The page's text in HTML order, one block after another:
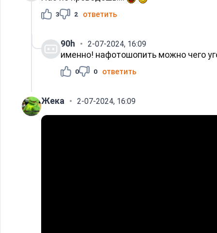
3 2 ответить
90h 2-07-2024, 16:09
именно! нафотошопить можно чего
0 0 ответить
Жека 2-07-2024, 16:09